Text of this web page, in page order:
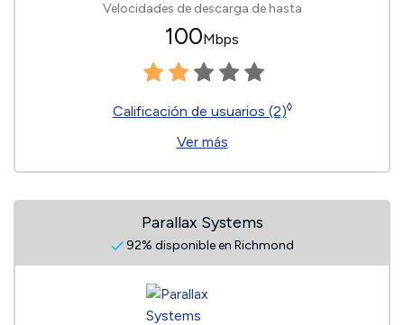
Velocidades de descarga de hasta
100Mbps
Calificación de usuarios (2)◊
Ver más
Parallax Systems
92% disponible en Richmond